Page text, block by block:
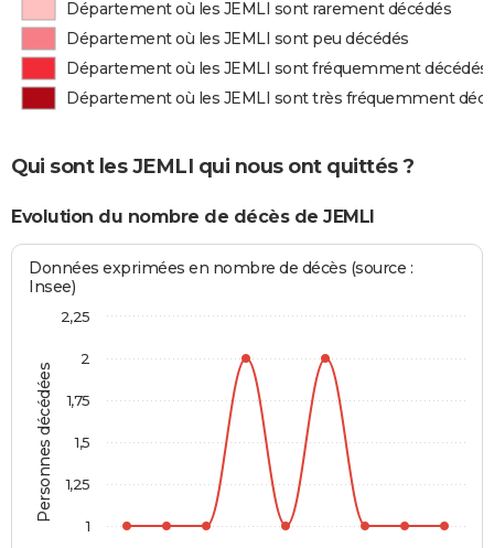
Département où les JEMLI sont rarement décédés
Département où les JEMLI sont peu décédés
Département où les JEMLI sont fréquemment décédés
Département où les JEMLI sont très fréquemment
Qui sont les JEMLI qui nous ont quittés ?
Evolution du nombre de décès de JEMLI
Personnes décédées
Données exprimées en nombre de décès (source :
Insee)
1
1,25
1,5
1,75
2
2,25